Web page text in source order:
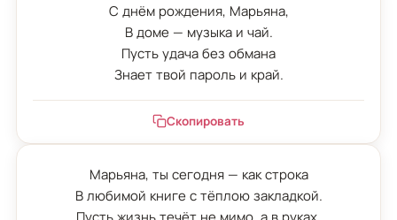
С днём рождения, Марьяна,
В доме — музыка и чай.
Пусть удача без обмана
Знает твой пароль и край.
Скопировать
Марьяна, ты сегодня — как строка
В любимой книге с тёплою закладкой.